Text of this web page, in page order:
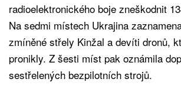
radioelektronického boje zneškodnit
Na sedmi místech Ukrajina
zmíněné střely Kinžal a devíti dronů,
pronikly. Z šesti míst pak oznámila
sestřelených bezpilotních strojů.